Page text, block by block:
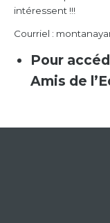
intéressent !!!
Courriel :
Pour
Amis de